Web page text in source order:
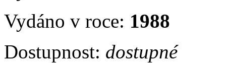
Vydáno v roce: 1988
Dostupnost: dostupné